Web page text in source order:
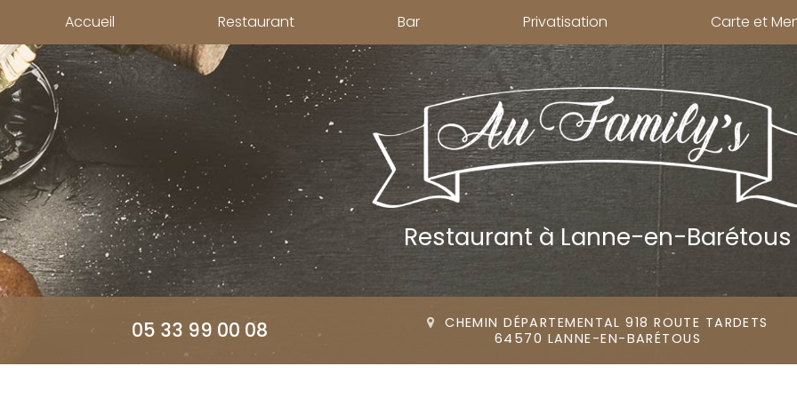
contenu
principal
Accueil Restaurant Bar Privatisation Carte et
Restaurant à Lanne-en-Barétous
05 33 99 00 08
CHEMIN DÉPARTEMENTAL 918 ROUTE TARDETS
64570 LANNE-EN-BARÉTOUS